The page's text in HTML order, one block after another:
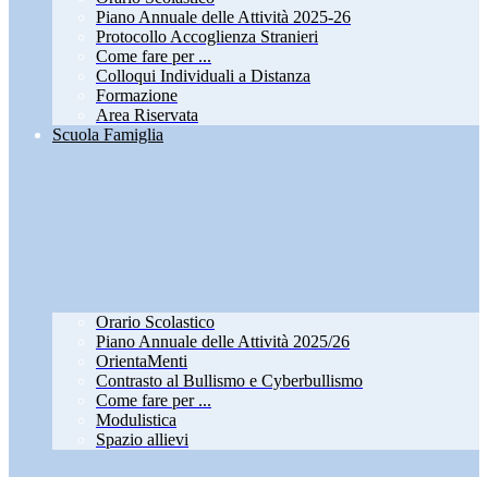
Piano Annuale delle Attività 2025-26
Protocollo Accoglienza Stranieri
Come fare per ...
Colloqui Individuali a Distanza
Formazione
Area Riservata
Scuola Famiglia
Orario Scolastico
Piano Annuale delle Attività 2025/26
OrientaMenti
Contrasto al Bullismo e Cyberbullismo
Come fare per ...
Modulistica
Spazio allievi